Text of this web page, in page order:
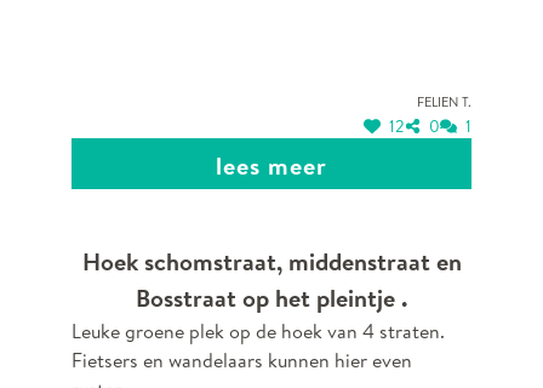
Felien T.
12 0 1
lees meer
Hoek schomstraat, middenstraat en
Bosstraat op het pleintje .
Leuke groene plek op de hoek van 4 straten.
Fietsers en wandelaars kunnen hier even